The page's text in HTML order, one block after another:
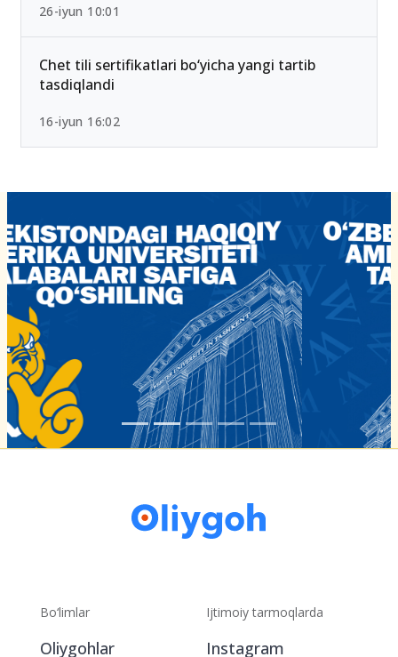
26-iyun 10:01
Chet tili sertifikatlari bo‘yicha yangi tartib
tasdiqlandi
16-iyun 16:02
Bo‘limlar
Oliygohlar
Ijtimoiy tarmoqlarda
Instagram